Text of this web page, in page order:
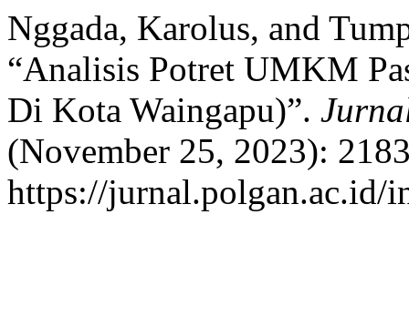
Nggada, Karolus, and
“Analisis Potret UMKM
Di Kota Waingapu)”.
(November 25, 2023):
https://jurnal.polgan.ac.id/